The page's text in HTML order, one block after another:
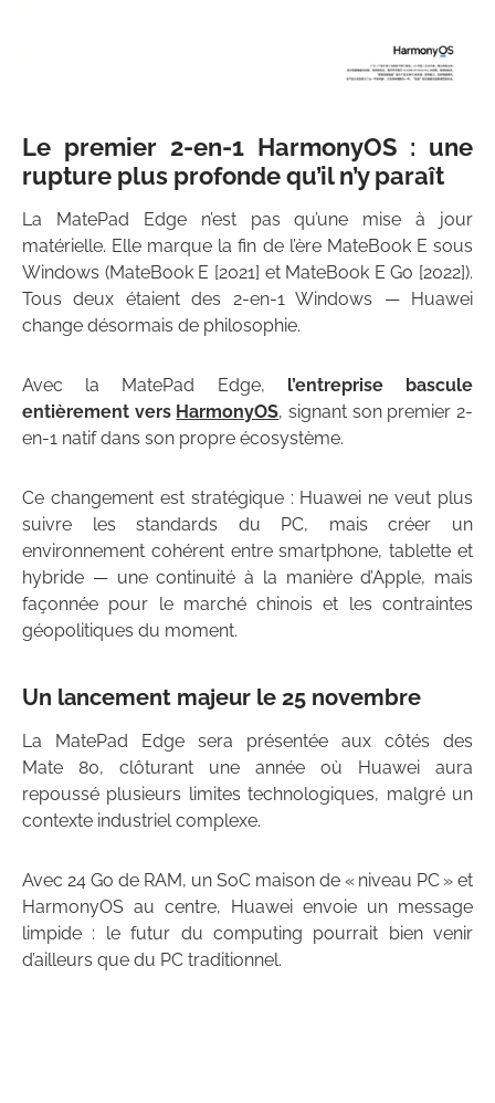
Le premier 2-en-1 HarmonyOS : une
rupture plus profonde qu’il n’y paraît
La MatePad Edge n’est pas qu’une mise à jour
matérielle. Elle marque la fin de l’ère MateBook E sous
Windows (MateBook E [2021] et MateBook E Go [2022]).
Tous deux étaient des 2-en-1 Windows — Huawei
change désormais de philosophie.
Avec la MatePad Edge, l’entreprise bascule
entièrement vers HarmonyOS, signant son premier 2-
en-1 natif dans son propre écosystème.
Ce changement est stratégique : Huawei ne veut plus
suivre les standards du PC, mais créer un
environnement cohérent entre smartphone, tablette et
hybride — une continuité à la manière d’Apple, mais
façonnée pour le marché chinois et les contraintes
géopolitiques du moment.
Un lancement majeur le 25 novembre
La MatePad Edge sera présentée aux côtés des
Mate 80, clôturant une année où Huawei aura
repoussé plusieurs limites technologiques, malgré un
contexte industriel complexe.
Avec 24 Go de RAM, un SoC maison de « niveau PC » et
HarmonyOS au centre, Huawei envoie un message
limpide : le futur du computing pourrait bien venir
d’ailleurs que du PC traditionnel.